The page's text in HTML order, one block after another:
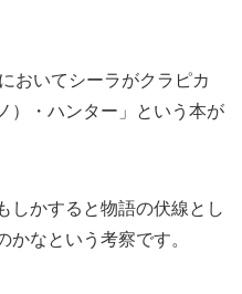
おいてシーラがクラピカ
）・ハンター」という本が
しかすると物語の伏線とし
かなという考察です。